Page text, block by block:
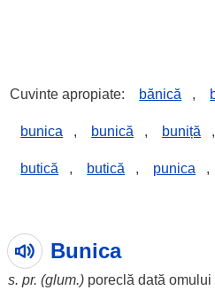
Cuvinte apropiate: bănică ,
bunica , bunică , buniță ,
butică , butică , punica ,
Bunica
s. pr. (glum.) poreclă dată omului